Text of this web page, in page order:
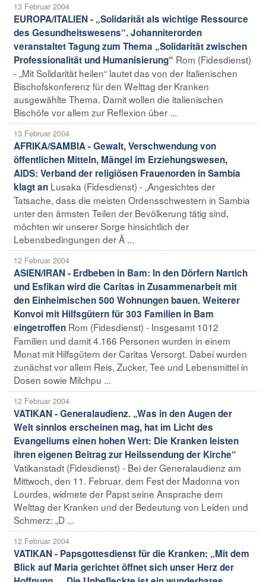
13 Februar 2004
EUROPA/ITALIEN - „Solidarität als wichtige Ressource
des Gesundheitswesens“. Johanniterorden
veranstaltet Tagung zum Thema „Solidarität zwischen
Professionalität und Humanisierung“ Rom (Fidesdienst)
- „Mit Solidarität heilen“ lautet das von der Italienischen
Bischofskonferenz für den Welttag der Kranken
ausgewählte Thema. Damit wollen die italienischen
Bischöfe vor allem zur Reflexion über ...
13 Februar 2004
AFRIKA/SAMBIA - Gewalt, Verschwendung von
öffentlichen Mitteln, Mängel im Erziehungswesen,
AIDS: Verband der religiösen Frauenorden in Sambia
klagt an Lusaka (Fidesdienst) - „Angesichtes der
Tatsache, dass die meisten Ordensschwestern in Sambia
unter den ärmsten Teilen der Bevölkerung tätig sind,
möchten wir unserer Sorge hinsichtlich der
Lebensbedingungen der Ä ...
12 Februar 2004
ASIEN/IRAN - Erdbeben in Bam: In den Dörfern Nartich
und Esfikan wird die Caritas in Zusammenarbeit mit
den Einheimischen 500 Wohnungen bauen. Weiterer
Konvoi mit Hilfsgütern für 303 Familien in Bam
eingetroffen Rom (Fidesdienst) - Insgesamt 1012
Familien und damit 4.166 Personen wurden in einem
Monat mit Hilfsgütern der Caritas Versorgt. Dabei wurden
zunächst vor allem Reis, Zucker, Tee und Lebensmittel in
Dosen sowie Milchpu ...
12 Februar 2004
VATIKAN - Generalaudienz. „Was in den Augen der
Welt sinnlos erscheinen mag, hat im Licht des
Evangeliums einen hohen Wert: Die Kranken leisten
ihren eigenen Beitrag zur Heilssendung der Kirche“
Vatikanstadt (Fidesdienst) - Bei der Generalaudienz am
Mittwoch, den 11. Februar, dem Fest der Madonna von
Lourdes, widmete der Papst seine Ansprache dem
Welttag der Kranken und der Bedeutung von Leiden und
Schmerz: „D ...
12 Februar 2004
VATIKAN - Papsgottesdienst für die Kranken: „Mit dem
Blick auf Maria gerichtet öffnet sich unser Herz der